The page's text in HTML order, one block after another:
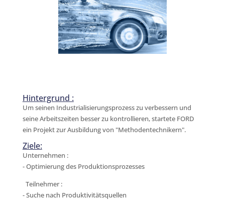
Hintergrund :
Um seinen Industrialisierungsprozess zu verbessern und
seine Arbeitszeiten besser zu kontrollieren, startete FORD
ein Projekt zur Ausbildung von "Methodentechnikern".
Ziele:
Unternehmen :
- Optimierung des Produktionsprozesses
Teilnehmer :
- Suche nach Produktivitätsquellen